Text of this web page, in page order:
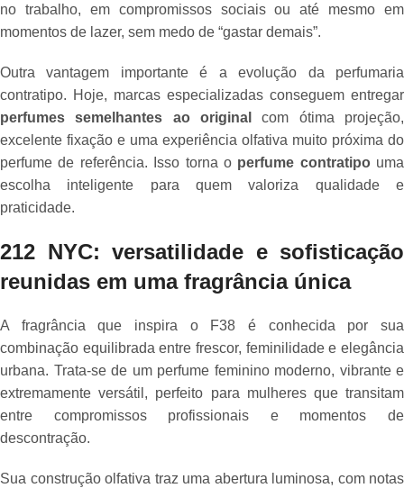
no trabalho, em compromissos sociais ou até mesmo em
momentos de lazer, sem medo de “gastar demais”.
Outra vantagem importante é a evolução da perfumaria
contratipo. Hoje, marcas especializadas conseguem entregar
perfumes semelhantes ao original
com ótima projeção,
excelente fixação e uma experiência olfativa muito próxima do
perfume de referência. Isso torna o perfume contratipouma
escolha inteligente para quem valoriza qualidade e
praticidade.
212 NYC: versatilidade e sofisticação
reunidas em uma fragrância única
A fragrância que inspira o F38 é conhecida por sua
combinação equilibrada entre frescor, feminilidade e elegância
urbana. Trata-se de um perfume feminino moderno, vibrante e
extremamente versátil, perfeito para mulheres que transitam
entre compromissos profissionais e momentos de
descontração.
Sua construção olfativa traz uma abertura luminosa, com notas